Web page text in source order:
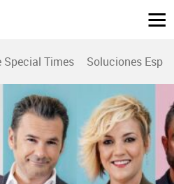
Special Times Soluciones